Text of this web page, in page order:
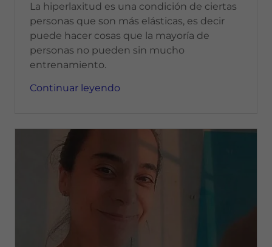
La hiperlaxitud es una condición de ciertas
personas que son más elásticas, es decir
puede hacer cosas que la mayoría de
personas no pueden sin mucho
entrenamiento.
Continuar leyendo